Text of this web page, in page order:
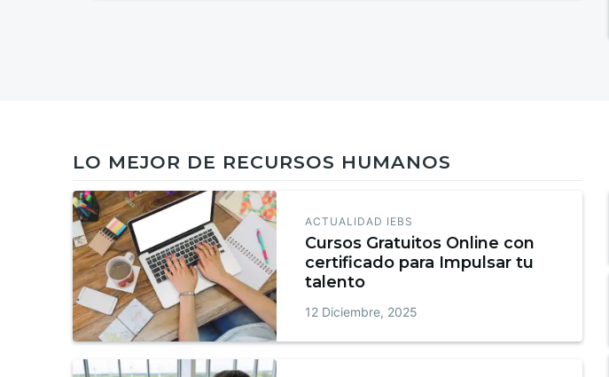
LO MEJOR DE RECURSOS HUMANOS
ACTUALIDAD IEBS
Cursos Gratuitos Online con
certificado para Impulsar tu
talento
12 Diciembre, 2025